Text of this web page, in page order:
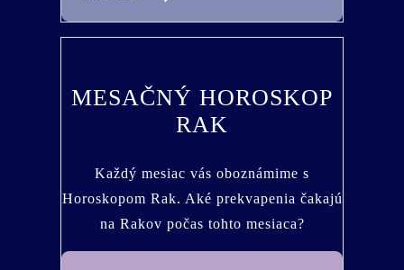
MESAČNÝ HOROSKOP
RAK
Každý mesiac vás oboznámime s
Horoskopom Rak. Aké prekvapenia čakajú
na Rakov počas tohto mesiaca?